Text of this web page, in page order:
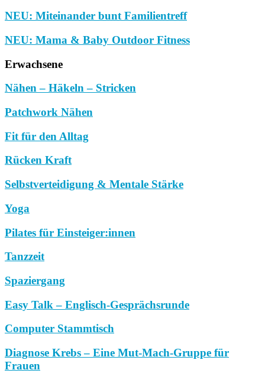
NEU: Miteinander bunt Familientreff
NEU: Mama & Baby Outdoor Fitness
Erwachsene
Nähen – Häkeln – Stricken
Patchwork Nähen
Fit für den Alltag
Rücken Kraft
Selbstverteidigung & Mentale Stärke
Yoga
Pilates für Einsteiger:innen
Tanzzeit
Spaziergang
Easy Talk – Englisch-Gesprächsrunde
Computer Stammtisch
Diagnose Krebs – Eine Mut-Mach-Gruppe für
Frauen